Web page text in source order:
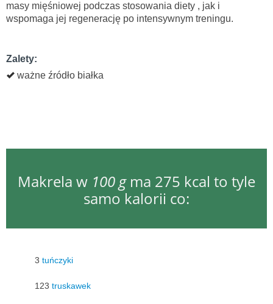
masy mięśniowej podczas stosowania diety , jak i
wspomaga jej regenerację po intensywnym treningu.
Zalety:
ważne źródło białka
Makrela w 100 gma 275 kcal to tyle
samo kalorii co:
3 tuńczyki
123 truskawek